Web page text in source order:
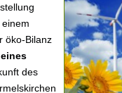
öko-Bilanz
des